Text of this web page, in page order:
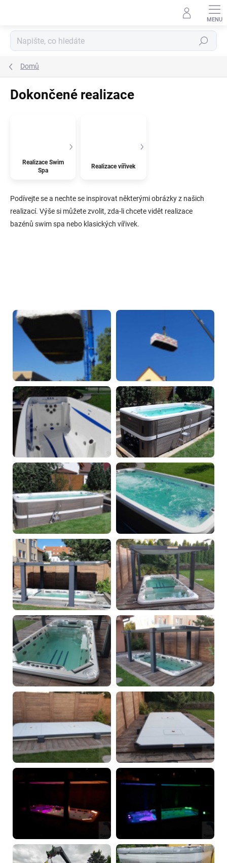
Hledat
Domů
Dokončené realizace
Realizace Swim
Spa
Realizace vířivek
Podívejte se a nechte se inspirovat některými obrázky z našich
realizací. Výše si můžete zvolit, zda-li chcete vidět realizace
bazénů swim spa nebo klasických vířivek.